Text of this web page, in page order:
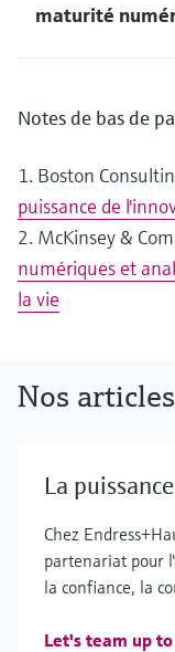
maturité
Notes de bas de
1. Boston
puissance de
2. McKinsey &
numériques et
la vie
Nos
La
Chez
partenariat pour
la confiance, la
Let's team up